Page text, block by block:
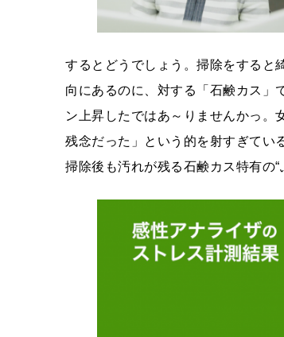
するとどうでしょう。掃除をすると
向にあるのに、対する「石鹸カス」
ン上昇したではあ～りませんかっ。
残念だった」という的を射すぎてい
掃除後も汚れが残る石鹸カス特有の“